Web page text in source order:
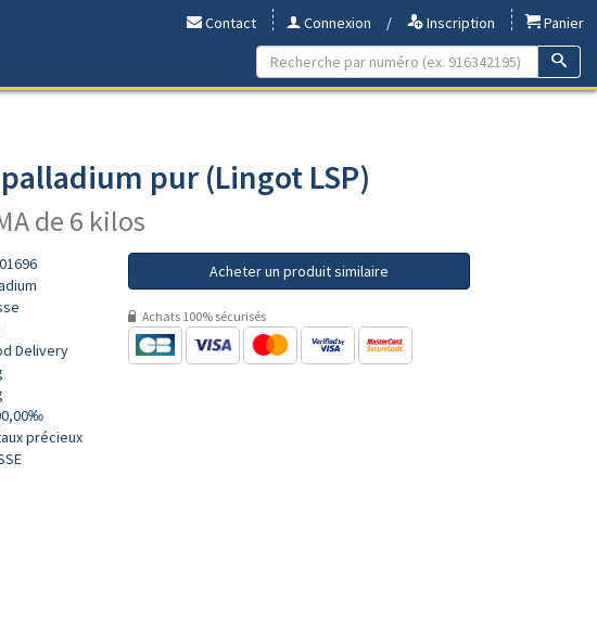
Contact Connexion / Inscription
Panier
pur (Lingot LSP)
de 6 kilos
Delivery
précieux
Acheter un produit similaire
Achats 100% sécurisés